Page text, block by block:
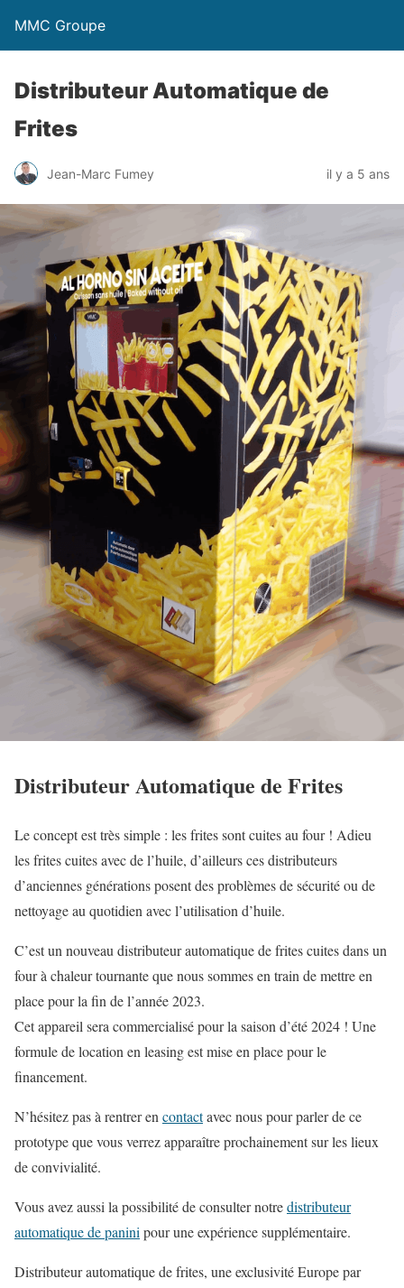
MMC Groupe
Distributeur Automatique de
Frites
Jean-Marc Fumey il y a 5 ans
Distributeur Automatique de Frites
Le concept est très simple : les frites sont cuites au four ! Adieu
les frites cuites avec de l’huile, d’ailleurs ces distributeurs
d’anciennes générations posent des problèmes de sécurité ou de
nettoyage au quotidien avec l’utilisation d’huile.
C’est un nouveau distributeur automatique de frites cuites dans un
four à chaleur tournante que nous sommes en train de mettre en
place pour la fin de l’année 2023.
Cet appareil sera commercialisé pour la saison d’été 2024 ! Une
formule de location en leasing est mise en place pour le
financement.
N’hésitez pas à rentrer en contactavec nous pour parler de ce
prototype que vous verrez apparaître prochainement sur les lieux
de convivialité.
Vous avez aussi la possibilité de consulter notredistributeur
automatique de panini pour une expérience supplémentaire.
Distributeur automatique de frites, une exclusivité Europe par